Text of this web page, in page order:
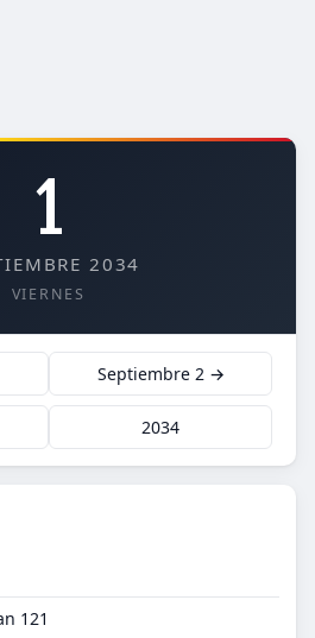
1
2034
VIERNES
Septiembre 2 →
2034
121